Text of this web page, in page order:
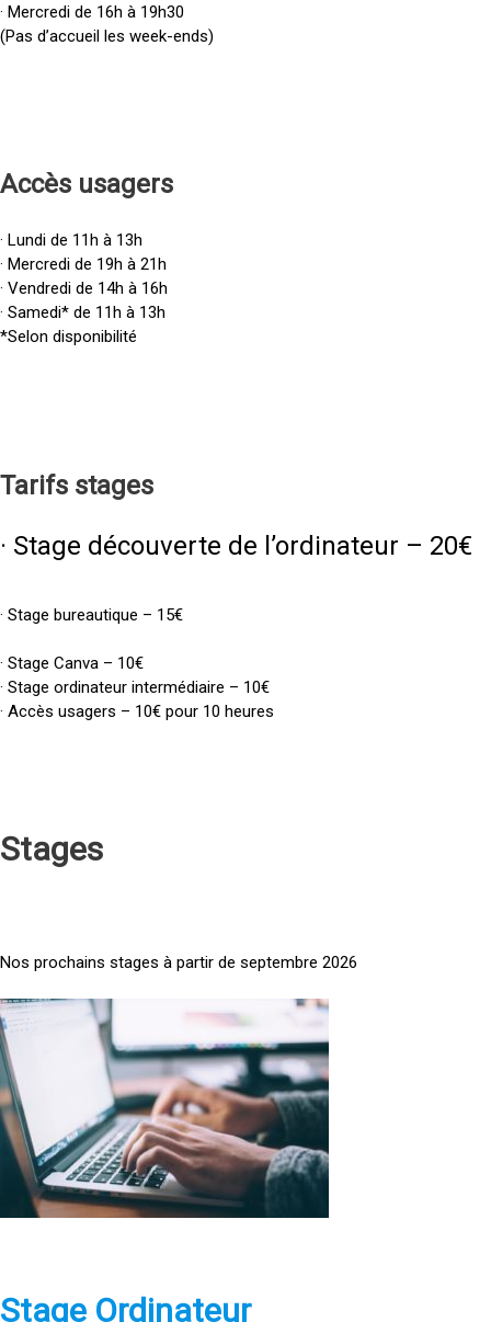
· Mercredi de 16h à 19h30
(Pas d’accueil les week-ends)
Accès usagers
· Lundi de 11h à 13h
· Mercredi de 19h à 21h
· Vendredi de 14h à 16h
· Samedi* de 11h à 13h
*Selon disponibilité
Tarifs stages
· Stage découverte de l’ordinateur – 20€
· Stage bureautique – 15€
· Stage Canva – 10€
· Stage ordinateur intermédiaire – 10€
· Accès usagers – 10€ pour 10 heures
Stages
Nos prochains stages à partir de septembre 2026
<
a
h
e
f
pStage Ordinateur